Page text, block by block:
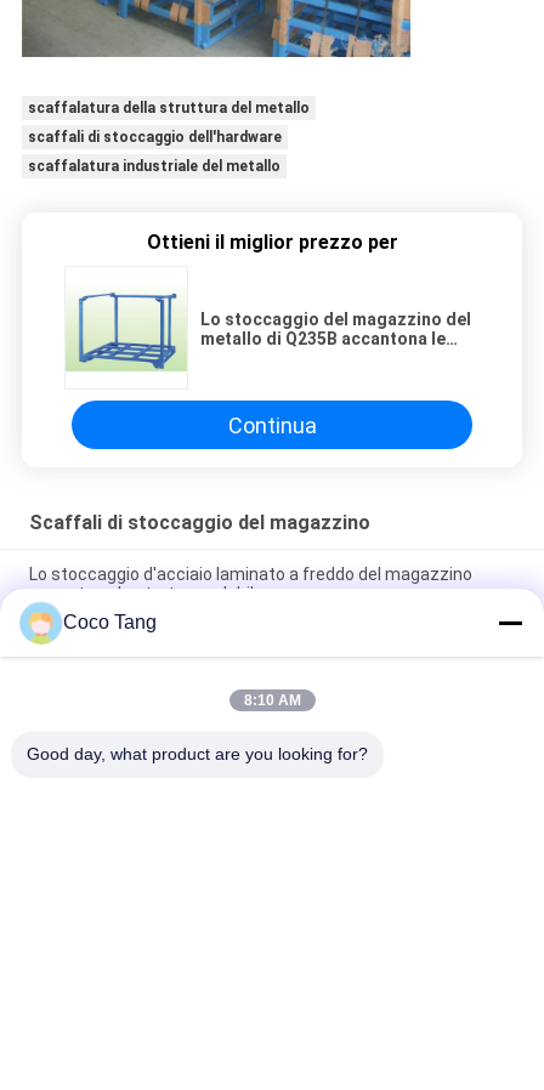
scaffalatura della struttura del metallo
scaffali di stoccaggio dell'hardware
scaffalatura industriale del metallo
Ottieni il miglior prezzo per
Lo stoccaggio del magazzino del
metallo di Q235B accantona le
Continua
Scaffali di stoccaggio del magazzino
Lo stoccaggio d'acciaio laminato a freddo del magazzino
accantona lo strato regolabile
Gabbie accatastabili di stoccaggio del magazzino dello SGS di
ISO9001 ISO2015 con gli scaffali
Lo stoccaggio del magazzino di capacità elevata accantona
Coco Tang
8:10 AM
Good day, what product are you looking for?